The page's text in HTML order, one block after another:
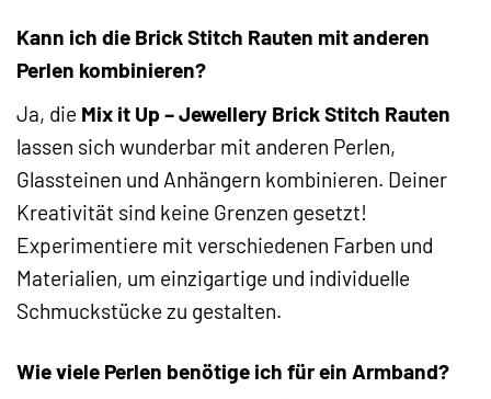
Kann ich die Brick Stitch Rauten mit anderen
Perlen kombinieren?
Ja, die Mix it Up – Jewellery Brick Stitch Rauten
lassen sich wunderbar mit anderen Perlen,
Glassteinen und Anhängern kombinieren. Deiner
Kreativität sind keine Grenzen gesetzt!
Experimentiere mit verschiedenen Farben und
Materialien, um einzigartige und individuelle
Schmuckstücke zu gestalten.
Wie viele Perlen benötige ich für ein Armband?